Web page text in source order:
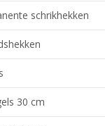
schrikhekken
30 cm